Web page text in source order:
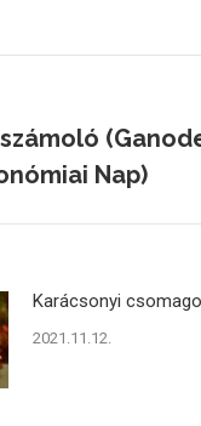
Nap)
Karácsonyi
2021.11.12.